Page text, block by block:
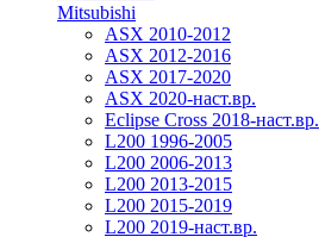
Mitsubishi
ASX 2010-2012
ASX 2012-2016
ASX 2017-2020
ASX 2020-наст.вр.
Eclipse Cross 2018-наст.вр.
L200 1996-2005
L200 2006-2013
L200 2013-2015
L200 2015-2019
L200 2019-наст.вр.